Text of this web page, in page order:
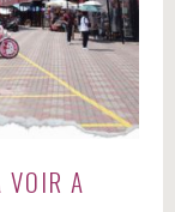
VOIR A